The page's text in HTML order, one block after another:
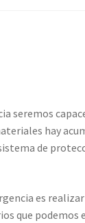
seremos
hay
de
es
que podemos